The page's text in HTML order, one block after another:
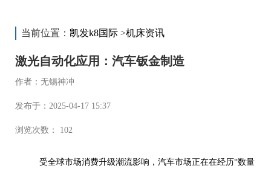
当前位置： 凯发k8国际>机床资讯
激光自动化应用：汽车钣金制造
作者：无锡神冲
发布于：2025-04-17 15:37
浏览次数： 102
受全球市场消费升级潮流影响，汽车市场正在在经历“数量